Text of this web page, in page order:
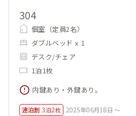
304
個室（定員2名）
ダブルベッド x 1
デスク/チェア
1泊1枚
内鍵あり・外鍵あり。
連泊割 3泊2枚 2025年06月18日 ～